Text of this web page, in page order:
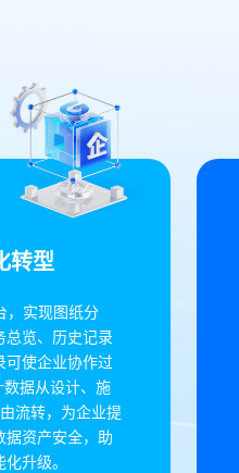
转型
，实现图纸分
总览、历史记录
可使企业协作过
据从设计、施
流转，为企业提
据资产安全，助
升级。